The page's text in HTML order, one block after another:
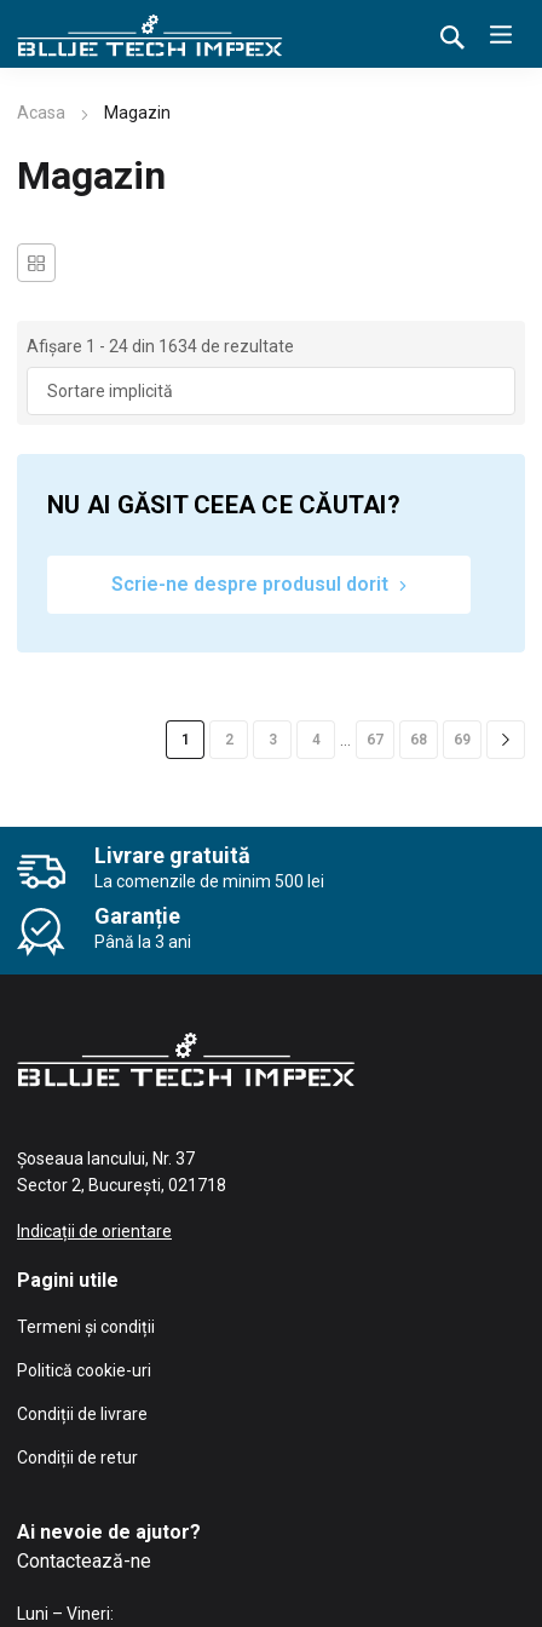
Acasa Magazin
Magazin
Afișare 1 - 24 din 1634 de rezultate
NU AI GĂSIT CEEA CE CĂUTAI?
Scrie-ne despre produsul dorit
1 2 3 4 … 67 68 69
Livrare gratuită
La comenzile de minim 500 lei
Garanție
Până la 3 ani
Șoseaua Iancului, Nr. 37
Sector 2, București, 021718
Indicații de orientare
Pagini utile
Termeni și condiții
Politică cookie-uri
Condiții de livrare
Condiții de retur
Ai nevoie de ajutor?
Contactează-ne
Luni – Vineri: